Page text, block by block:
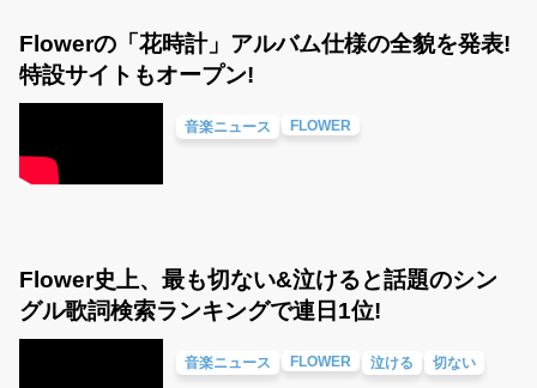
Flowerの「花時計」アルバム仕様の全貌を発表!
特設サイトもオープン!
音楽ニュース FLOWER
Flower史上、最も切ない&泣けると話題のシン
グル歌詞検索ランキングで連日1位!
音楽ニュース FLOWER 泣ける 切ない